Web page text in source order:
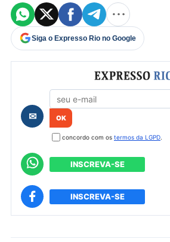
Siga o Expresso Rio no Google
Formulário de cadastro
✉
concordo com os termos da LGPD.
INSCREVA-SE
INSCREVA-SE